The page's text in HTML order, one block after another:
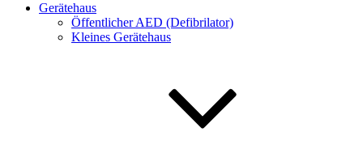
Gerätehaus
Öffentlicher AED (Defibrilator)
Kleines Gerätehaus